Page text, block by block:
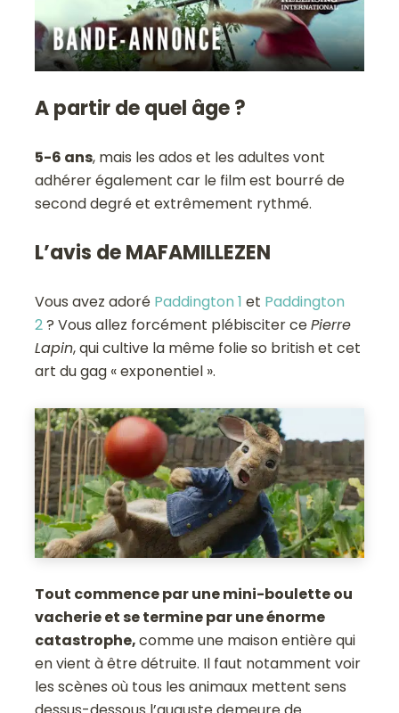
A partir de quel âge ?
5-6 ans, mais les ados et les adultes vont
adhérer également car le film est bourré de
second degré et extrêmement rythmé.
L’avis de MAFAMILLEZEN
Vous avez adoré Paddington 1 et Paddington
2? Vous allez forcément plébisciter cePierre
Lapin, qui cultive la même folie so british et cet
art du gag « exponentiel ».
Tout commence par une mini-boulette ou
vacherie et se termine par une énorme
catastrophe,comme une maison entière qui
en vient à être détruite. Il faut notamment voir
les scènes où tous les animaux mettent sens